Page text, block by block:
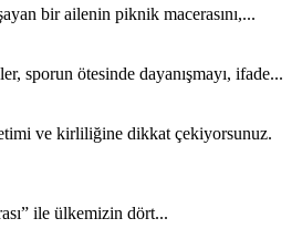
bir ailenin piknik macerasını,...
sporun ötesinde dayanışmayı, ifade...
ve kirliliğine dikkat çekiyorsunuz.
ile ülkemizin dört...